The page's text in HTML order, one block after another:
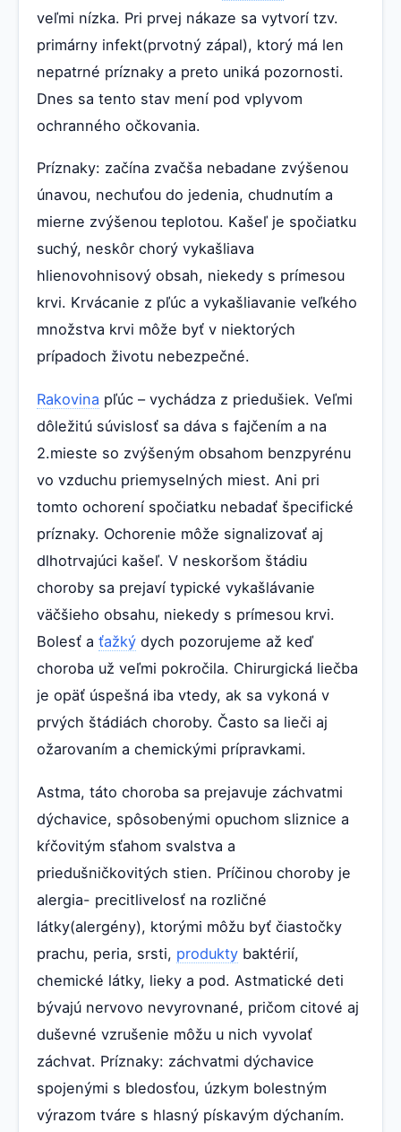
veľmi nízka. Pri prvej nákaze sa vytvorí tzv.
primárny infekt(prvotný zápal), ktorý má len
nepatrné príznaky a preto uniká pozornosti.
Dnes sa tento stav mení pod vplyvom
ochranného očkovania.
Príznaky: začína zvačša nebadane zvýšenou
únavou, nechuťou do jedenia, chudnutím a
mierne zvýšenou teplotou. Kašeľ je spočiatku
suchý, neskôr chorý vykašliava
hlienovohnisový obsah, niekedy s prímesou
krvi. Krvácanie z pľúc a vykašliavanie veľkého
množstva krvi môže byť v niektorých
prípadoch životu nebezpečné.
Rakovina pľúc – vychádza z priedušiek. Veľmi
dôležitú súvislosť sa dáva s fajčením a na
2.mieste so zvýšeným obsahom benzpyrénu
vo vzduchu priemyselných miest. Ani pri
tomto ochorení spočiatku nebadať špecifické
príznaky. Ochorenie môže signalizovať aj
dlhotrvajúci kašeľ. V neskoršom štádiu
choroby sa prejaví typické vykašlávanie
väčšieho obsahu, niekedy s prímesou krvi.
Bolesť a ťažký dych pozorujeme až keď
choroba už veľmi pokročila. Chirurgická liečba
je opäť úspešná iba vtedy, ak sa vykoná v
prvých štádiách choroby. Často sa lieči aj
ožarovaním a chemickými prípravkami.
Astma, táto choroba sa prejavuje záchvatmi
dýchavice, spôsobenými opuchom sliznice a
kŕčovitým sťahom svalstva a
priedušničkovitých stien. Príčinou choroby je
alergia- precitlivelosť na rozličné
látky(alergény), ktorými môžu byť čiastočky
prachu, peria, srsti, produkty baktérií,
chemické látky, lieky a pod. Astmatické deti
bývajú nervovo nevyrovnané, pričom citové aj
duševné vzrušenie môžu u nich vyvolať
záchvat. Príznaky: záchvatmi dýchavice
spojenými s bledosťou, úzkym bolestným
výrazom tváre s hlasný pískavým dýchaním.